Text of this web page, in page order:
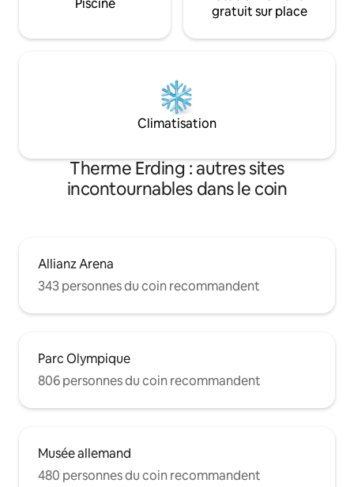
Piscine
gratuit sur place
Climatisation
Therme Erding : autres sites
incontournables dans le coin
Allianz Arena
343 personnes du coin recommandent
Parc Olympique
806 personnes du coin recommandent
Musée allemand
480 personnes du coin recommandent